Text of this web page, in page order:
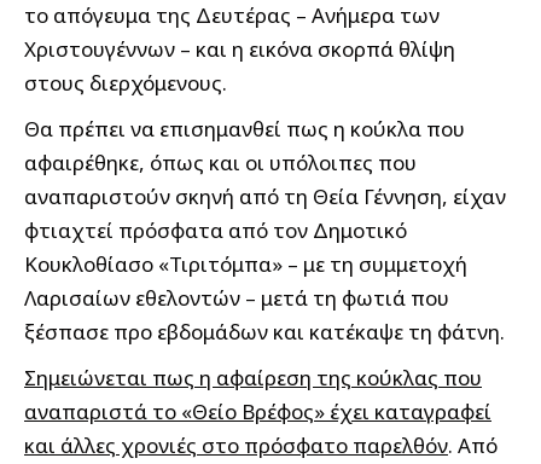
το απόγευμα της Δευτέρας – Ανήμερα των
Χριστουγέννων – και η εικόνα σκορπά θλίψη
στους διερχόμενους.
Θα πρέπει να επισημανθεί πως η κούκλα που
αφαιρέθηκε, όπως και οι υπόλοιπες που
αναπαριστούν σκηνή από τη Θεία Γέννηση, είχαν
φτιαχτεί πρόσφατα από τον Δημοτικό
Κουκλοθίασο «Τιριτόμπα» – με τη συμμετοχή
Λαρισαίων εθελοντών – μετά τη φωτιά που
ξέσπασε προ εβδομάδων και κατέκαψε τη φάτνη.
Σημειώνεται πως η αφαίρεση της κούκλας που
αναπαριστά το «Θείο Βρέφος» έχει καταγραφεί
και άλλες χρονιές στο πρόσφατο παρελθόν. Από